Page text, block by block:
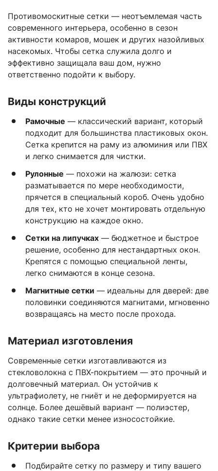
Противомоскитные сетки — неотъемлемая часть
современного интерьера, особенно в сезон
активности комаров, мошек и других назойливых
насекомых. Чтобы сетка служила долго и
эффективно защищала ваш дом, нужно
ответственно подойти к выбору.
Виды конструкций
Рамочные — классический вариант, который
подходит для большинства пластиковых окон.
Сетка крепится на раму из алюминия или ПВХ
и легко снимается для чистки.
Рулонные — похожи на жалюзи: сетка
разматывается по мере необходимости,
прячется в специальный короб. Очень удобно
для тех, кто не хочет монтировать отдельную
конструкцию на каждое окно.
Сетки на липучках — бюджетное и быстрое
решение, особенно для нестандартных окон.
Крепятся с помощью специальной ленты,
легко снимаются в конце сезона.
Магнитные сетки — идеальны для дверей: две
половинки соединяются магнитами, мгновенно
возвращаясь на место после прохода.
Материал изготовления
Современные сетки изготавливаются из
стекловолокна с ПВХ-покрытием — это прочный и
долговечный материал. Он устойчив к
ультрафиолету, не гниёт и не деформируется на
солнце. Более дешёвый вариант — полиэстер,
однако такие сетки менее износостойкие.
Критерии выбора
Подбирайте сетку по размеру и типу вашего